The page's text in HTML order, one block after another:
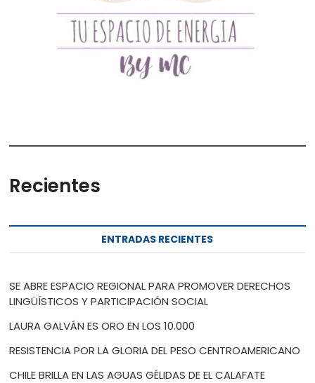
Recientes
ENTRADAS RECIENTES
SE ABRE ESPACIO REGIONAL PARA PROMOVER DERECHOS
LINGÜÍSTICOS Y PARTICIPACIÓN SOCIAL
LAURA GALVÁN ES ORO EN LOS 10.000
RESISTENCIA POR LA GLORIA DEL PESO CENTROAMERICANO
CHILE BRILLA EN LAS AGUAS GÉLIDAS DE EL CALAFATE